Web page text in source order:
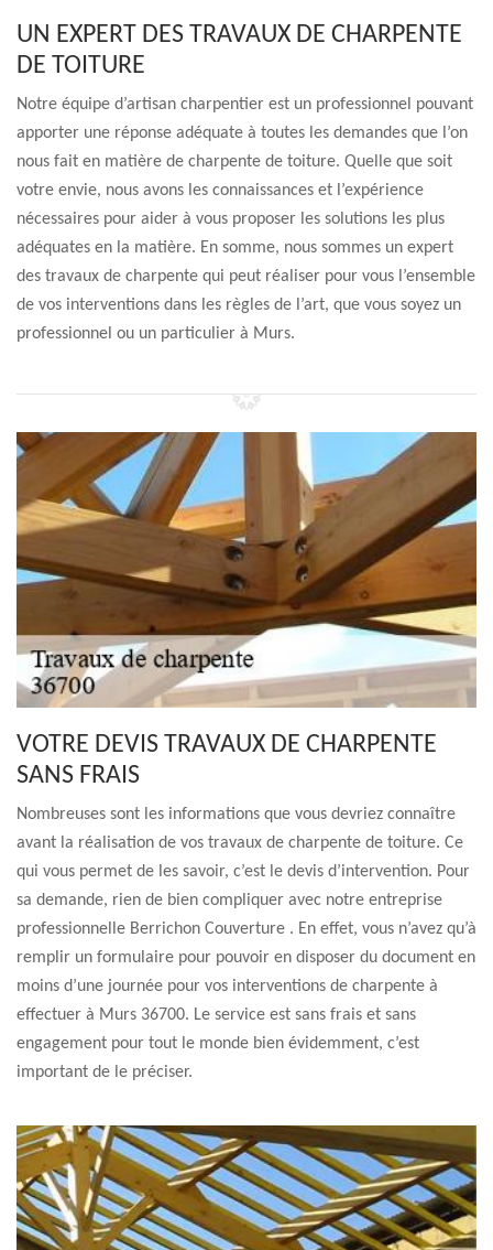
UN EXPERT DES TRAVAUX DE CHARPENTE
DE TOITURE
Notre équipe d’artisan charpentier est un professionnel pouvant
apporter une réponse adéquate à toutes les demandes que l’on
nous fait en matière de charpente de toiture. Quelle que soit
votre envie, nous avons les connaissances et l’expérience
nécessaires pour aider à vous proposer les solutions les plus
adéquates en la matière. En somme, nous sommes un expert
des travaux de charpente qui peut réaliser pour vous l’ensemble
de vos interventions dans les règles de l’art, que vous soyez un
professionnel ou un particulier à Murs.
VOTRE DEVIS TRAVAUX DE CHARPENTE
SANS FRAIS
Nombreuses sont les informations que vous devriez connaître
avant la réalisation de vos travaux de charpente de toiture. Ce
qui vous permet de les savoir, c’est le devis d’intervention. Pour
sa demande, rien de bien compliquer avec notre entreprise
professionnelle Berrichon Couverture . En effet, vous n’avez qu’à
remplir un formulaire pour pouvoir en disposer du document en
moins d’une journée pour vos interventions de charpente à
effectuer à Murs 36700. Le service est sans frais et sans
engagement pour tout le monde bien évidemment, c’est
important de le préciser.